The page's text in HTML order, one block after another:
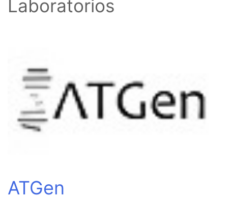
Laboratorios
ATGen